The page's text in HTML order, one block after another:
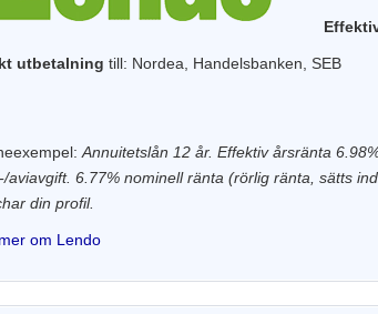
utbetalning till: Nordea, Handelsbanken, SEB
Annuitetslån 12 år. Effektiv årsränta
aviavgift. 6.77% nominell ränta (rörlig ränta, sätts
din profil.
om Lendo